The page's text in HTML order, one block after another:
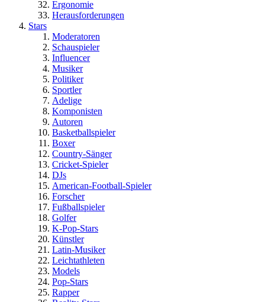
Ergonomie
Herausforderungen
Stars
Moderatoren
Schauspieler
Influencer
Musiker
Politiker
Sportler
Adelige
Komponisten
Autoren
Basketballspieler
Boxer
Country-Sänger
Cricket-Spieler
DJs
American-Football-Spieler
Forscher
Fußballspieler
Golfer
K-Pop-Stars
Künstler
Latin-Musiker
Leichtathleten
Models
Pop-Stars
Rapper